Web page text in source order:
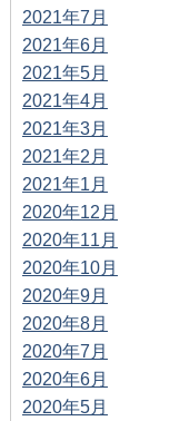
2021年7月
2021年6月
2021年5月
2021年4月
2021年3月
2021年2月
2021年1月
2020年12月
2020年11月
2020年10月
2020年9月
2020年8月
2020年7月
2020年6月
2020年5月